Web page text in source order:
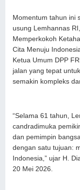
Momentum tahun ini
usung Lemhannas
Memperkokoh
Cita Menuju
Ketua Umum DPP
jalan yang tepat
semakin kompleks
“Selama 61 tahun,
candradimuka
dan pemimpin
dengan satu tujuan:
Indonesia,” ujar H.
20 Mei 2026.